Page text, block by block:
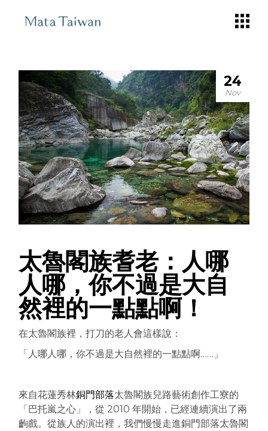
24
Nov
太魯閣族耆老：人哪
人哪，你不過是大自
然裡的一點點啊！
在太魯閣族裡，打刀的老人會這樣說：
「人哪人哪，你不過是大自然裡的一點點啊……」
來自花蓮秀林銅門部落太魯閣族兒路藝術創作工寮的
「巴托嵐之心」，從 2010 年開始，已經連續演出了兩
齣戲。從族人的演出裡，我們慢慢走進銅門部落太魯閣